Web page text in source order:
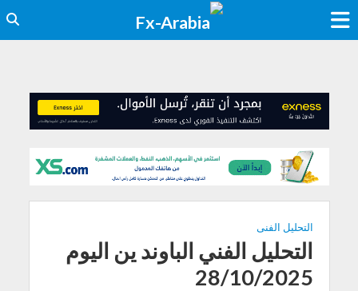
التحليل الفنى
التحليل الفني الباوند ين اليوم
28/10/2025